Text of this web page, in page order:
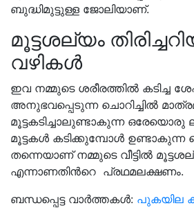
ബുദ്ധിമുട്ടുള്ള ജോലിയാണ്.
മൂട്ടശല്യം
വഴികൾ
ഇവ നമ്മുടെ ശരീരത്തിൽ കടിച്ച
അനുഭവപ്പെടുന്ന ചൊറിച്ചിൽ
മൂട്ടകടിച്ചാലുണ്ടാകുന്ന ഒരേയൊരു
മൂട്ടകൾ കടിക്കുമ്പോൾ ഉണ്ടാകുന്ന
തന്നെയാണ് നമ്മുടെ വീട്ടിൽ
എന്നാണതിൻറെ പ്രഥമലക്ഷണം.
ബന്ധപ്പെട്ട വാർത്തകൾ: പുകയില